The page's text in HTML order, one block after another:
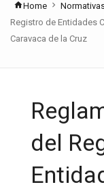
Home
Registro de Entidades
Caravaca de la Cruz
del